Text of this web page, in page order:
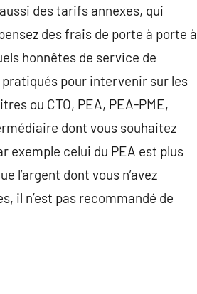
des tarifs annexes, qui
des frais de porte à porte à
honnêtes de service de
pour intervenir sur les
ou CTO, PEA, PEA-PME,
dont vous souhaitez
exemple celui du PEA est plus
l’argent dont vous n’avez
il n’est pas recommandé de